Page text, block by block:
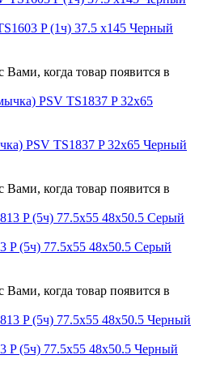
P (1ч) 37.5 х145 Черный
когда товар появится в
PSV TS1837 P 32х65 Черный
когда товар появится в
(5ч) 77.5х55 48х50.5 Серый
когда товар появится в
(5ч) 77.5х55 48х50.5 Черный